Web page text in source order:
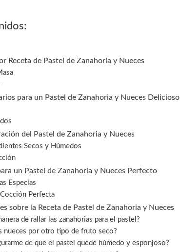
Receta de Pastel de Zanahoria y Nueces
para un Pastel de Zanahoria y Nueces Delicioso
del Pastel de Zanahoria y Nueces
Secos y Húmedos
un Pastel de Zanahoria y Nueces Perfecto
Especias
Perfecta
sobre la Receta de Pastel de Zanahoria y Nueces
de rallar las zanahorias para el pastel?
nueces por otro tipo de fruto seco?
de que el pastel quede húmedo y esponjoso?